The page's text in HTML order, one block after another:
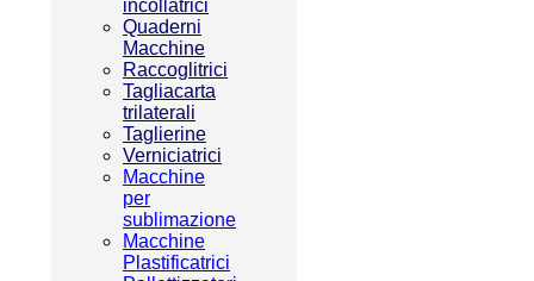
incollatrici
Quaderni
Macchine
Raccoglitrici
Tagliacarta
trilaterali
Taglierine
Verniciatrici
Macchine
per
sublimazione
Macchine
Plastificatrici